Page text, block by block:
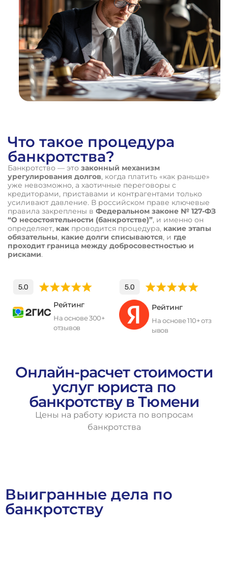
Что такое процедура
банкротства?
Банкротство — это законный механизм
урегулирования долгов, когда платить «как раньше»
уже невозможно, а хаотичные переговоры с
кредиторами, приставами и контрагентами только
усиливают давление. В российском праве ключевые
правила закреплены в Федеральном законе № 127-ФЗ
“О несостоятельности (банкротстве)”, и именно он
определяет, как проводится процедура, какие этапы
обязательны, какие долги списываются, и где
проходит граница между добросовестностью и
рисками.
Рейтинг
На основе 300+
отзывов
Рейтинг
На основе 110+ отз
ывов
Онлайн-расчет стоимости
услуг юриста по
банкротству в Тюмени
Цены на работу юриста по вопросам
банкротства
Выигранные дела по
банкротству